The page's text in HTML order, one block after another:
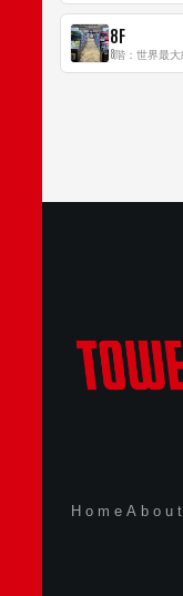
8F
Home About